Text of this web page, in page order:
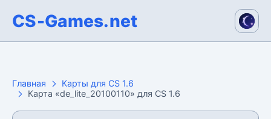
CS-Games.net
Главная
Карты для CS 1.6
Карта «de_lite_20100110» для CS 1.6